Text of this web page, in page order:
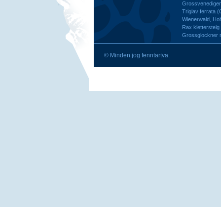
Triglav ferrata
Wienerwald,
Rax
Grossglockner
© Minden jog fenntartva.